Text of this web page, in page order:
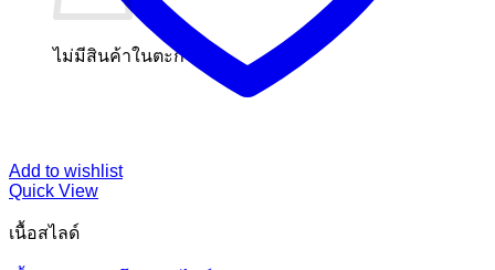
ไม่มีสินค้าในตะกร้า
Add to wishlist
Quick View
เนื้อสไลด์